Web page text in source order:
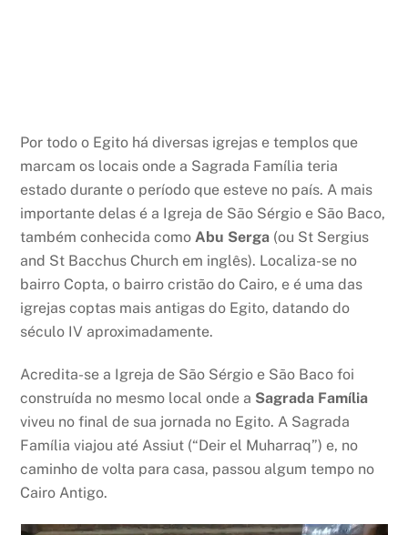
Por todo o Egito há diversas igrejas e templos que
marcam os locais onde a Sagrada Família teria
estado durante o período que esteve no país. A mais
importante delas é a Igreja de São Sérgio e São Baco,
também conhecida comoAbu Serga (ou St Sergius
and St Bacchus Church em inglês). Localiza-se no
bairro Copta, o bairro cristão do Cairo, e é uma das
igrejas coptas mais antigas do Egito, datando do
século IV aproximadamente.
Acredita-se a Igreja de São Sérgio e São Baco foi
construída no mesmo local onde a Sagrada Família
viveu no final de sua jornada no Egito. A Sagrada
Família viajou até Assiut (“Deir el Muharraq”) e, no
caminho de volta para casa, passou algum tempo no
Cairo Antigo.